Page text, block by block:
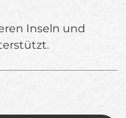
Inseln und